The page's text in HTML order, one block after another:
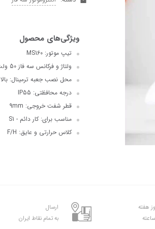
تیپ موتور: MS160
ولتاژ و فرکانس سه فاز 50 ولت، 50-60 هرتز
محل نصب جعبه ترمینال: بالا
درجه محافظتی: IP55
قطر شفت خروجی: 9mm
مناسب برای: کار دائم - S1
کلاس حرارتی و عایق: F/H
ارسال
به تمام نقاط ایران